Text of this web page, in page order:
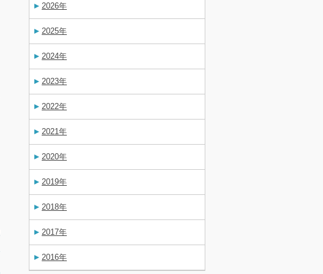
2026年
2025年
2024年
2023年
2022年
2021年
2020年
2019年
2018年
2017年
2016年